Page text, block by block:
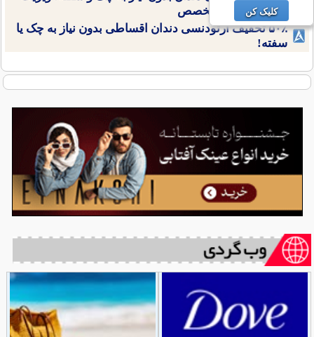
رایگان توسط متخصص
۵۰٪ تخفیف ارتودنسی دندان اقساطی بدون نیاز به چک یا
سفته!
کلیک کن